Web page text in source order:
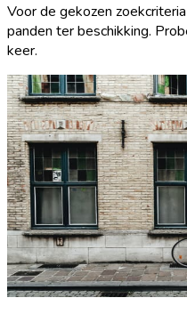
Voor de gekozen
panden ter beschikking.
keer.